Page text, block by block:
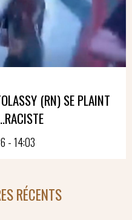
(RN) SE PLAINT
- 14:03
RÉCENTS